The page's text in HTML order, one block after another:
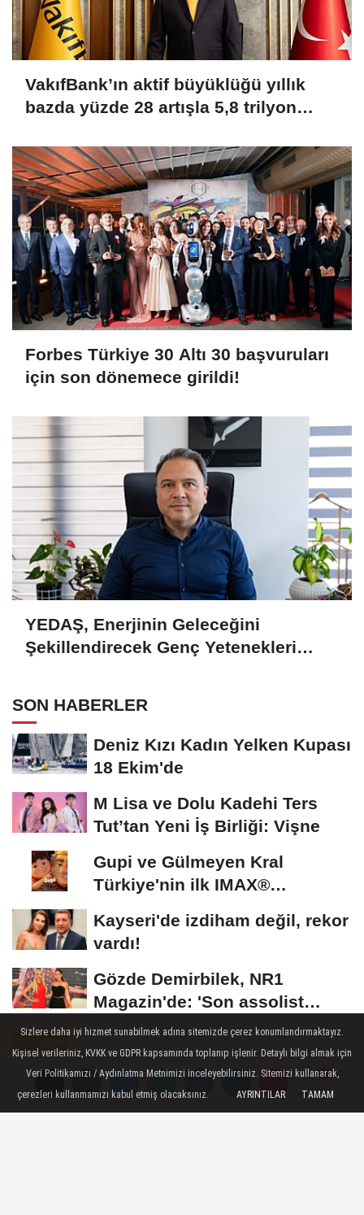
Yorumlar
VakıfBank’ın aktif büyüklüğü yıllık
bazda yüzde 28 artışla 5,8 trilyon
Forbes Türkiye 30 Altı 30 başvuruları
için son dönemece girildi!
YEDAŞ, Enerjinin Geleceğini
Şekillendirecek Genç Yetenekleri
SON HABERLER
Deniz Kızı Kadın Yelken Kupası
18 Ekim'de
M Lisa ve Dolu Kadehi Ters
Tut’tan Yeni İş Birliği: Vişne
Gupi ve Gülmeyen Kral
Türkiye'nin ilk IMAX®
Kayseri'de izdiham değil, rekor
vardı!
Gözde Demirbilek, NR1
Magazin'de: 'Son assolist
olarak var olacağım!'...
Yayınlanma: 14 Mayıs 2026 - 12:04
İstatistiklerle Gençlik, 2025
Yorumlar
Sizlere daha iyi hizmet sunabilmek adına sitemizde çerez konumlandırmaktayız.
Kişisel verileriniz, KVKK ve GDPR kapsamında toplanıp işlenir. Detaylı bilgi almak için
Veri Politikamızı / Aydınlatma Metnimizi inceleyebilirsiniz. Sitemizi kullanarak,
çerezleri kullanmamızı kabul etmiş olacaksınız.
AYRINTILAR TAMAM